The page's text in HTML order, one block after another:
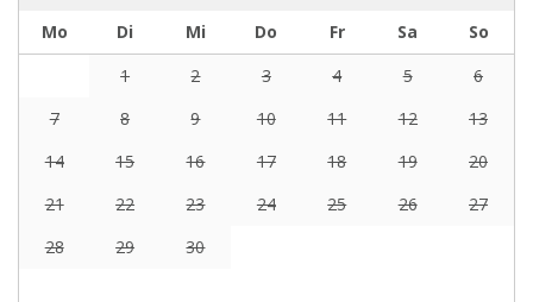
Mo
Di Mi Do Fr Sa
So
1
2 3 4 5
6
7
8 9 10 11 12
13
14
15 16 17 18 19
20
21
22 23 24 25 26
27
28
29 30